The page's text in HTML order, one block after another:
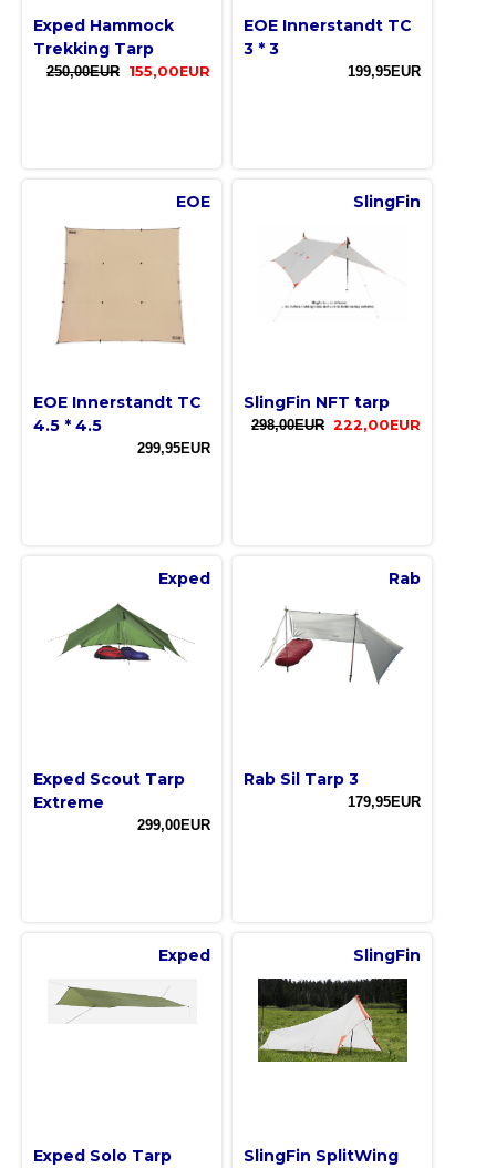
Exped Hammock
Trekking Tarp
250,00EUR 155,00EUR
EOE Innerstandt TC
3 * 3
199,95EUR
EOE
EOE Innerstandt TC
4.5 * 4.5
299,95EUR
SlingFin
SlingFin NFT tarp
298,00EUR 222,00EUR
Exped
Exped Scout Tarp
Extreme
299,00EUR
Rab
Rab Sil Tarp 3
179,95EUR
Exped
Exped Solo Tarp
SlingFin
SlingFin SplitWing